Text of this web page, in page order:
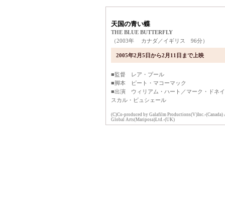
天国の青い蝶
THE BLUE BUTTERFLY
（2003年 カナダ／イギリス 96分）
2005年2月5日から2月11日まで上映
■監督 レア・プール
■脚本 ピート・マコーマック
■出演 ウィリアム・ハート／マーク・ドネ
スカル・ビュシェール
(C)Co-produced by Galafilm Productions(V)Inc.-(Canada)
Global Arts(Mariposa)Ltd.-(UK)